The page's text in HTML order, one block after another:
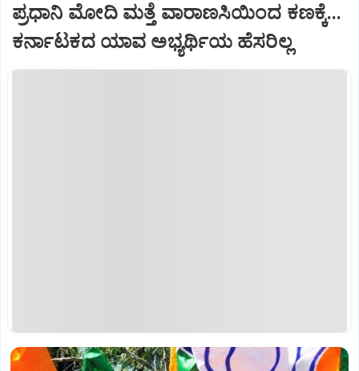
ಪ್ರಧಾನಿ ಮೋದಿ ಮತ್ತೆ ವಾರಾಣಸಿಯಿಂದ ಕಣಕ್ಕೆ...
ಕರ್ನಾಟಕದ ಯಾವ ಅಭ್ಯರ್ಥಿಯ ಹೆಸರಿಲ್ಲ